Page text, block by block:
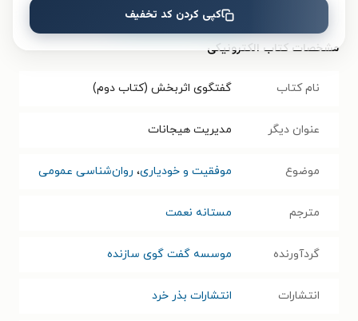
مشخصات کتاب الکترونیکی
نام کتاب گفتگوی اثربخش (کتاب دوم)
عنوان دیگر مدیریت هیجانات
موضوع موفقیت و خودیاری، روان‌شناسی عمومی
مترجم مستانه نعمت
گردآورنده موسسه گفت گوی سازنده
انتشارات انتشارات بذر خرد
کپی کردن کد تخفیف